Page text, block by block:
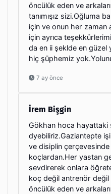
öncülük eden ve
tanımışız sizi.Oğluma
için ve onun her zaman
için ayrıca
da en ii şeklde en güzel
hiç şüphemiz
7 ay önce
İrem Bişgin
Gökhan hoca hayattaki
dyebiliriz.Gaziantepte
ve disiplin
koçlardan.Her yastan
sevdirerek onlara
koç değil antrenör değil
öncülük eden ve